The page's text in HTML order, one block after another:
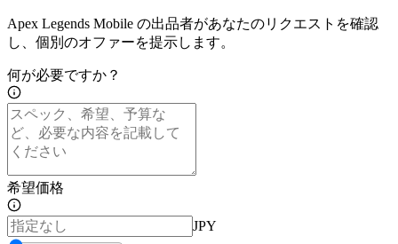
Apex Legends Mobile の出品者があなたのリクエストを確認
し、個別のオファーを提示します。
何が必要ですか？
希望価格
JPY